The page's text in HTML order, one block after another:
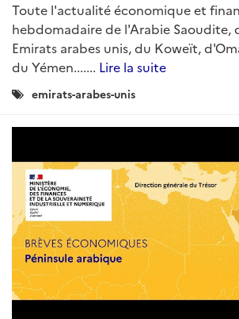
Toute l'actualité économique et
hebdomadaire de l'Arabie Saoudite,
Emirats arabes unis, du Koweït,
du Yémen....... Lire la suite
Catégories
emirats-arabes-unis